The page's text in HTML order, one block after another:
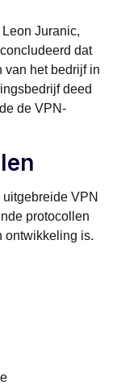
Juranic,
dat
van het bedrijf in
deed
de VPN-
VPN
protocollen
ontwikkeling is.